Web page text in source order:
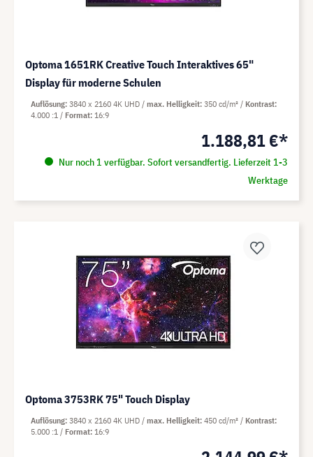
Optoma 1651RK Creative Touch Interaktives 65"
Display für moderne Schulen
1.188,81 €*
Nur noch 1 verfügbar. Sofort versandfertig. Lieferzeit 1-3
Werktage
Auflösung 3840 x 2160 4K UHD max. Helligkeit 350 cd/m²
Kontrast
4.000 :1
Format 16:9
Optoma 3753RK 75" Touch Display
Auflösung 3840 x 2160 4K UHD max. Helligkeit 450 cd/m²
Kontrast
5.000 :1
Format 16:9